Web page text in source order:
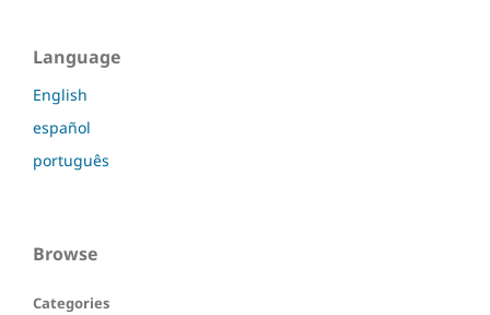
Language
English
español
português
Browse
Categories